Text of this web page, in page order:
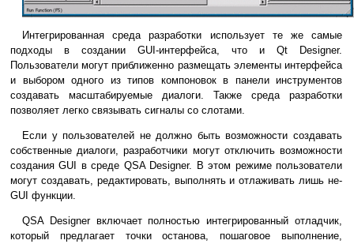
Интегрированная среда разработки использует те же самые
подходы в создании GUI-интерфейса, что и Qt Designer.
Пользователи могут приближенно размещать элементы интерфейса
и выбором одного из типов компоновок в панели инструментов
создавать масштабируемые диалоги. Также среда разработки
позволяет легко связывать сигналы со слотами.
Если у пользователей не должно быть возможности создавать
собственные диалоги, разработчики могут отключить возможности
создания GUI в среде QSA Designer. В этом режиме пользователи
могут создавать, редактировать, выполнять и отлаживать лишь не-
GUI функции.
QSA Designer включает полностью интегрированный отладчик,
который предлагает точки останова, пошаговое выполнение,